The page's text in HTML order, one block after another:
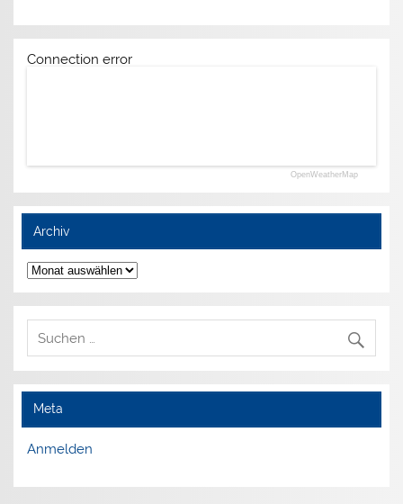
Connection error
OpenWeatherMap
Archiv
Archiv
Meta
Anmelden